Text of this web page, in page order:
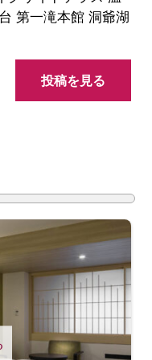
第一滝本館 洞爺湖
投稿を見る